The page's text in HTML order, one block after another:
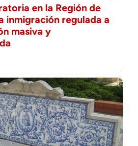
en la Región de
inmigración regulada a
masiva y